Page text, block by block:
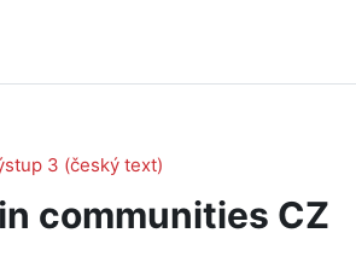
3 (český text)
communities CZ